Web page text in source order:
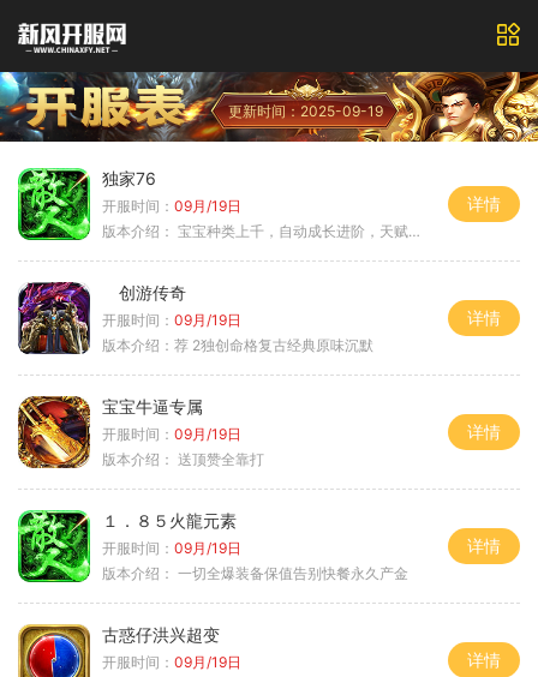
更新时间：2025-09-19
独家76
开服时间： 09月/19日
版本介绍： 宝宝种类上千，自动成长进阶，天赋培养
详情
创游传奇
开服时间： 09月/19日
版本介绍： 荐 2独创命格复古经典原味沉默
详情
宝宝牛逼专属
开服时间： 09月/19日
版本介绍： 送顶赞全靠打
详情
１．８５火龍元素
开服时间： 09月/19日
版本介绍： 一切全爆装备保值告别快餐永久产金
详情
古惑仔洪兴超变
开服时间： 09月/19日
详情